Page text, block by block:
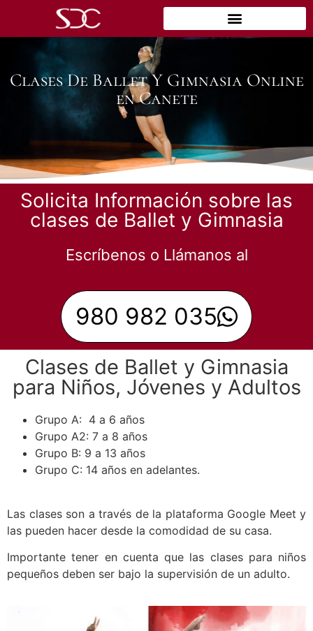
Clases De Ballet Y Gimnasia Online
en Canete
Solicita Información sobre las
clases de Ballet y Gimnasia
Escríbenos o Llámanos al
980 982 035
Clases de Ballet y Gimnasia
para Niños, Jóvenes y Adultos
Grupo A: 4 a 6 años
Grupo A2: 7 a 8 años
Grupo B: 9 a 13 años
Grupo C: 14 años en adelantes.
Las clases son a través de la plataforma Google Meet y
las pueden hacer desde la comodidad de su casa.
Importante tener en cuenta que las clases para niños
pequeños deben ser bajo la supervisión de un adulto.